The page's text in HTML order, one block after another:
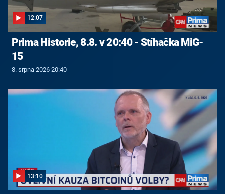
12:07
Prima Historie, 8.8. v 20:40 - Stíhačka MiG-
15
8. srpna 2026 20:40
13:10